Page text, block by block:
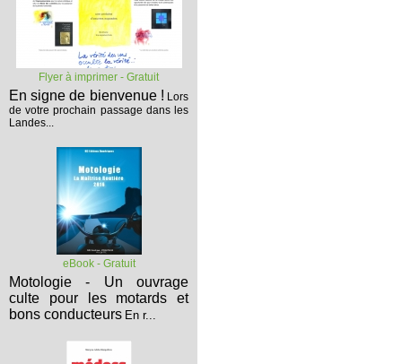
Flyer à imprimer - Gratuit
En signe de bienvenue ! Lors
de votre prochain passage dans les
Landes...
eBook - Gratuit
Motologie - Un ouvrage
culte pour les motards et
bons conducteurs En r...